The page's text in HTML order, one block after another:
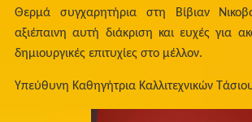
Θερμά συγχαρητήρια στη Βίβιαν
αξιέπαινη αυτή διάκριση και ευχές για
δημιουργικές επιτυχίες στο μέλλον.
Υπεύθυνη Καθηγήτρια Καλλιτεχνικών